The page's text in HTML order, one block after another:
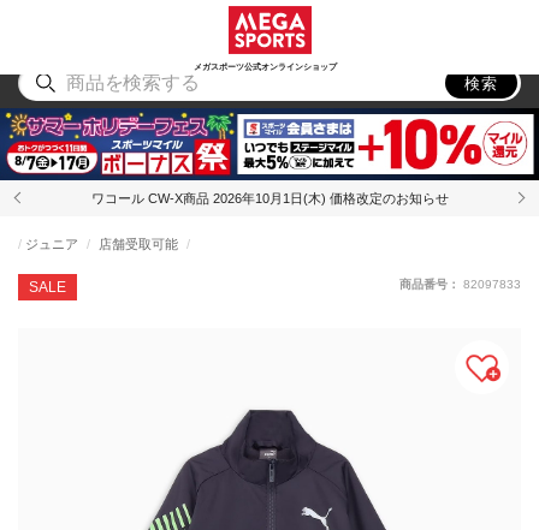
メガスポーツ公式オンラインショップ
アウトドア
検索
ワコール CW-X商品 2026年10月1日(木) 価格改定のお知らせ
SALE
ジュニア 店舗受取可能
商品番号： 82097833